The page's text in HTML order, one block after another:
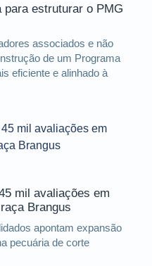
para estruturar o PMG
associados e não
de um Programa
eficiente e alinhado à
mil avaliações em
Brangus
apontam expansão
pecuária de corte